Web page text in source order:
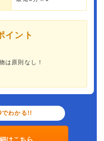
イント
は原則なし！
でわかる!!